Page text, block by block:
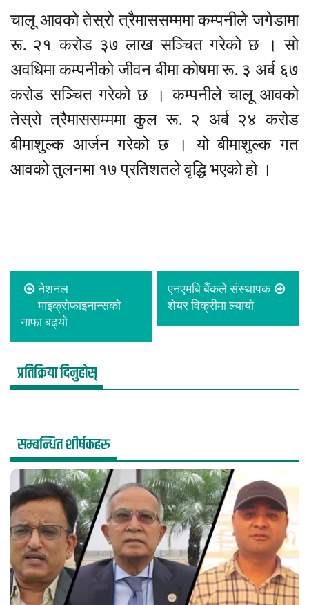
चालू आवको तेस्रो त्रैमाससम्ममा कम्पनीले जगेडामा
रू. २१ करोड ३७ लाख सञ्चित गरेको छ । सो
अवधिमा कम्पनीको जीवन बीमा कोषमा रू. ३ अर्ब ६७
करोड सञ्चित गरेको छ । कम्पनीले चालू आवको
तेस्रो त्रैमाससम्ममा कुल रू. २ अर्ब २४ करोड
बीमाशुल्क आर्जन गरेको छ । यो बीमाशुल्क गत
आवको तुलनमा १७ प्रतिशतले वृद्धि भएको हो ।
नेशनल
माइक्रोफाइनान्सको
नाफा बढ्यो
एनएमबि बैंकले संस्थापक
शेयर विक्रीमा ल्यायो
प्रतिक्रिया दिनुहोस्
सम्बन्धित शीर्षकहरु